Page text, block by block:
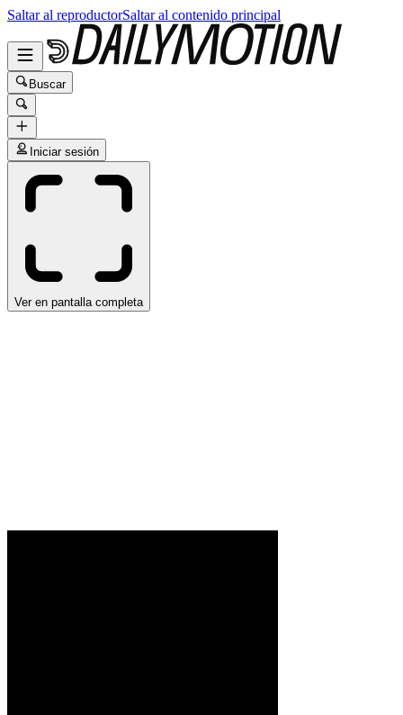
Saltar al reproductorSaltar al contenido principal
Buscar
Iniciar sesión
Ver en pantalla completa